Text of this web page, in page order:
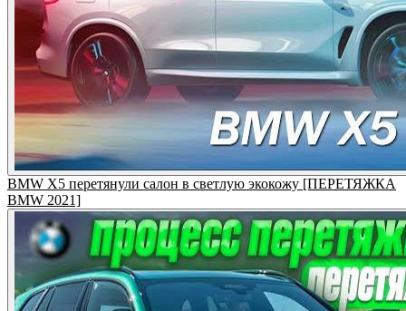
BMW X5 перетянули салон в светлую экокожу [ПЕРЕТЯЖКА
BMW 2021]